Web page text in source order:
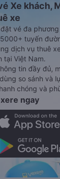
Xe khách,
xe
vé đa
tuyến
dịch vụ thuê
tại Việt Nam.
tin đầy đủ,
so sánh và
chóng và
ngay